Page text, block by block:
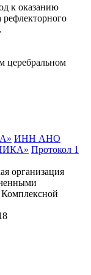
к оказанию
церебральном
ИНН АНО
Протокол 1
организация